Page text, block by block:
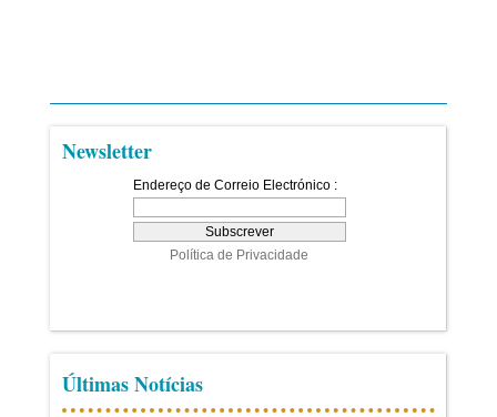
Newsletter
Últimas Notícias